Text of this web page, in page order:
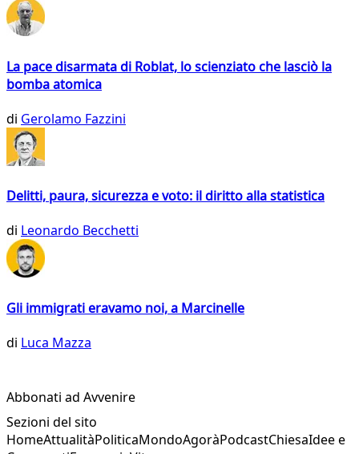
La pace disarmata di Roblat, lo scienziato che lasciò la
bomba atomica
di Gerolamo Fazzini
Delitti, paura, sicurezza e voto: il diritto alla statistica
di Leonardo Becchetti
Gli immigrati eravamo noi, a Marcinelle
di Luca Mazza
Abbonati ad Avvenire
Sezioni del sito
HomeAttualitàPoliticaMondoAgoràPodcastChiesaIdee e